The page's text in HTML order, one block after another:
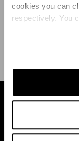
cookies you can
respectively. You